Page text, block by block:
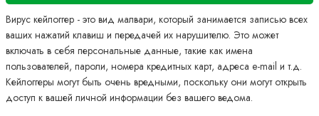
Вирус кейлоггер - это вид малвари, который занимается записью всех
ваших нажатий клавиш и передачей их нарушителю. Это может
включать в себя персональные данные, такие как имена
пользователей, пароли, номера кредитных карт, адреса e-mail и т.д.
Кейлоггеры могут быть очень вредными, поскольку они могут открыть
доступ к вашей личной информации без вашего ведома.